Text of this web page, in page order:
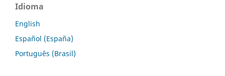
Idioma
English
Español (España)
Português (Brasil)